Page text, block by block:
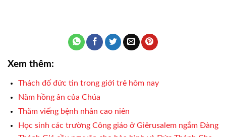
Xem thêm:
Thách đố đức tin trong giới trẻ hôm nay
Năm hồng ân của Chúa
Thăm viếng bệnh nhân cao niên
Học sinh các trường Công giáo ở Giêrusalem ngắm Đàng